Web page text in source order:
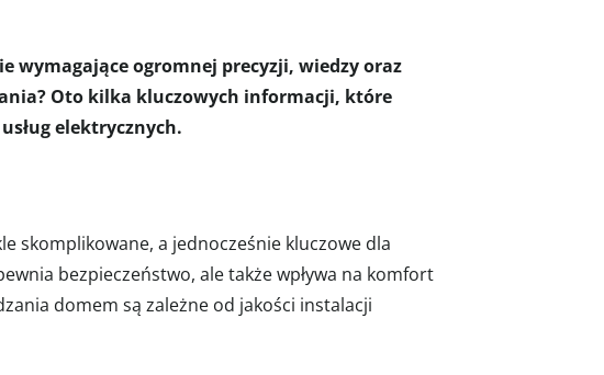
ogromnej precyzji, wiedzy oraz
Oto kilka kluczowych informacji, które
elektrycznych.
skomplikowane, a jednocześnie kluczowe dla
bezpieczeństwo, ale także wpływa na komfort
domem są zależne od jakości instalacji